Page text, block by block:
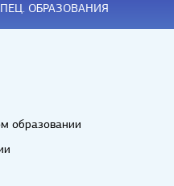
ОБРАЗОВАНИЯ
образовании